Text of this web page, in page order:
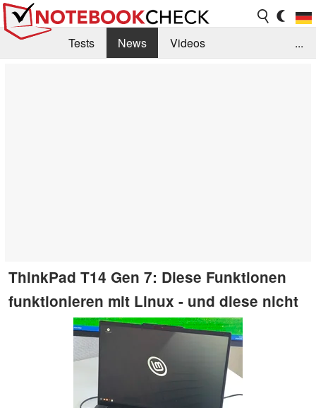
Tests News
Videos
...
ThinkPad T14 Gen 7: Diese Funktionen
funktionieren mit Linux - und diese nicht